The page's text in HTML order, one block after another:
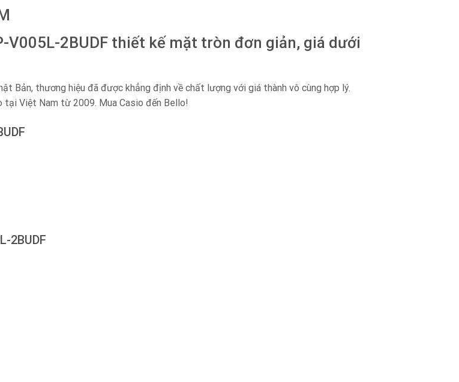
V005L-2BUDF thiết kế mặt tròn đơn giản, giá dưới
Bản, thương hiệu đã được khẳng định về chất lượng với giá thành vô cùng hợp lý.
Việt Nam từ 2009. Mua Casio đến Bello!
2BUDF